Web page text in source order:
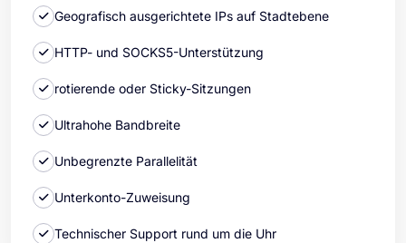
Geografisch ausgerichtete IPs auf Stadtebene
HTTP- und SOCKS5-Unterstützung
rotierende oder Sticky-Sitzungen
Ultrahohe Bandbreite
Unbegrenzte Parallelität
Unterkonto-Zuweisung
Technischer Support rund um die Uhr